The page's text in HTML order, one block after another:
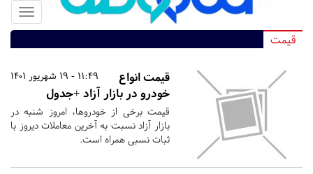
Toggle
قیمت
11:49 - 19 شهریور 1401
قیمت انواع
خودرو در بازار آزاد +جدول
قیمت برخی از خودروها، امروز شنبه در
بازار آزاد نسبت به آخرین معاملات دیروز با
ثبات نسبی همراه است.